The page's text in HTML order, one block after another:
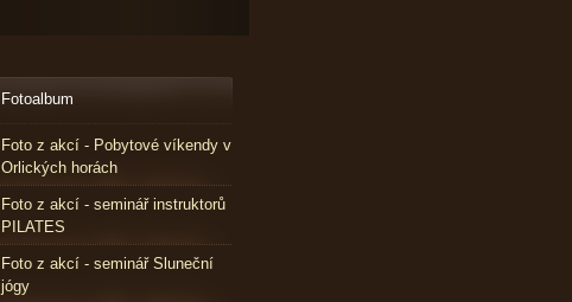
Fotoalbum
Foto z akcí - Pobytové víkendy v
Orlických horách
Foto z akcí - seminář instruktorů
PILATES
Foto z akcí - seminář Sluneční
jógy